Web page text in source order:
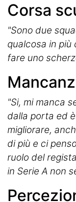
Corsa
"Sono due
qualcosa in più
fare uno
"Si, mi manca
dalla porta ed
migliorare,
di più e ci
ruolo del
in Serie A non